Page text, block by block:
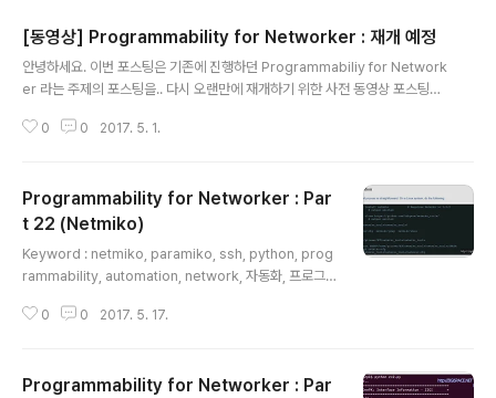
[동영상] Programmability for Networker : 재개 예정
안녕하세요. 이번 포스팅은 기존에 진행하던 Programmabiliy for Network
er 라는 주제의 포스팅을.. 다시 오랜만에 재개하기 위한 사전 동영상 포스팅입
니다. 차단하기 위한 별도의 IP리스트 파일을 관리를 하여, 기존의 있는 Acces
의 순번대로 작성됩니다. 즉, 2017년 5월 1일에 작성되는 ACL의 경우에는 17
05010000, 1705010001 과 같이 Accesss-list가 만들어집니다. 개인적
0 0 2017. 5. 1.
Programmability for Networker : Par
t 22 (Netmiko)
Keyword : netmiko, paramiko, ssh, python, prog
rammability, automation, network, 자동화, 프로그
게 시작하는 포스팅입니다. ^^; 지난번 Part에 이어서 Par
티벤더에서 손쉽게 Paramiko SSH를 사용할 수 있도록
0 0 2017. 5. 17.
Programmability for Networker : Par